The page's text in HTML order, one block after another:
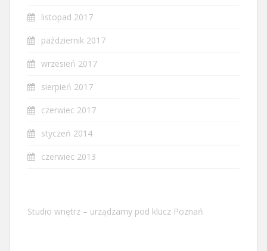
listopad 2017
październik 2017
wrzesień 2017
sierpień 2017
czerwiec 2017
styczeń 2014
czerwiec 2013
Studio wnętrz – urządzamy pod klucz Poznań